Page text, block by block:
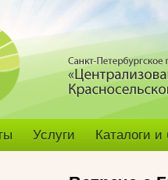
Услуги Каталоги